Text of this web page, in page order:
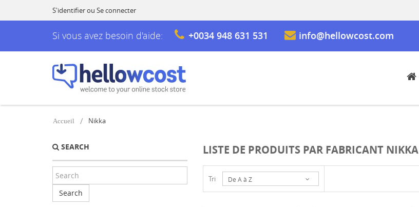
S'identifierou Se connecter
Si vous avez besoin d'aide: +0034 948 631 531 info@hellowcost.com
Accueil Nikka
SEARCH
Search
LISTE DE PRODUITS PAR FABRICANT NIKKA
Tri De A à Z